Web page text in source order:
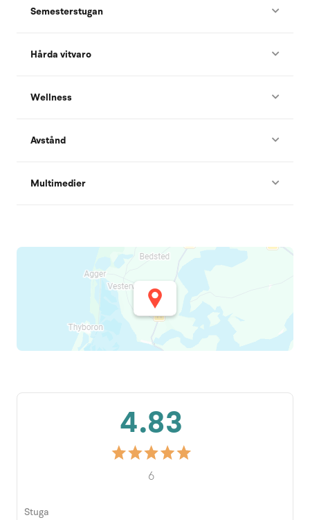
Semesterstugan
Hårda vitvaro
Wellness
Avstånd
Multimedier
4.83
6
Stuga